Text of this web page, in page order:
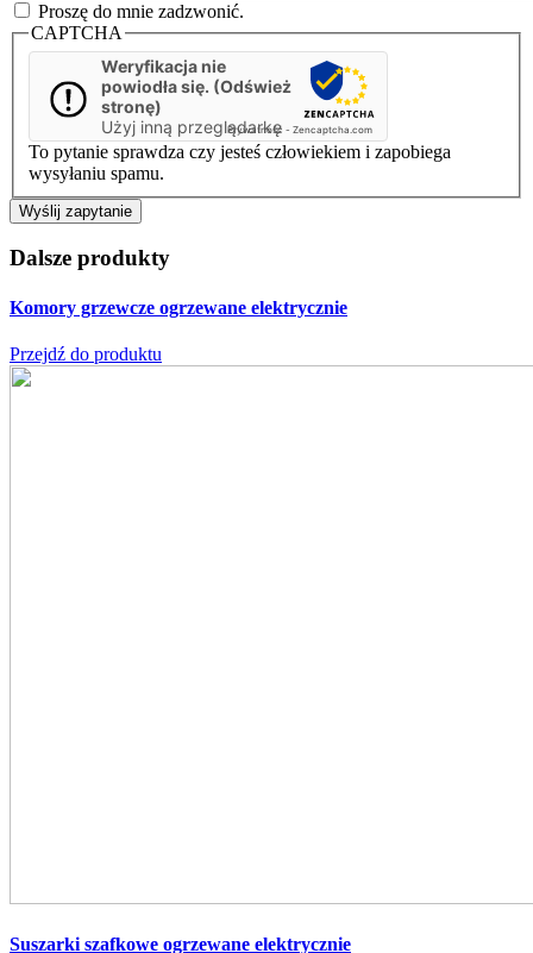
Proszę do mnie zadzwonić.
CAPTCHA
Weryfikacja nie
powiodła się. (Odśwież
stronę)
Użyj inną przeglądarkę
Prywatność - Zencaptcha.com
To pytanie sprawdza czy jesteś człowiekiem i zapobiega
wysyłaniu spamu.
Dalsze produkty
Komory grzewcze ogrzewane elektrycznie
Przejdź do produktu
Suszarki szafkowe ogrzewane elektrycznie